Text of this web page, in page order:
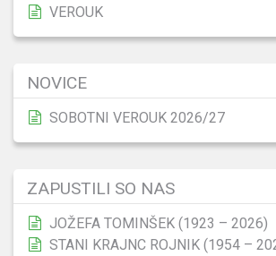
VEROUK
NOVICE
SOBOTNI VEROUK 2026/27
ZAPUSTILI SO NAS
JOŽEFA TOMINŠEK (1923 – 2026)
STANI KRAJNC ROJNIK (1954 –